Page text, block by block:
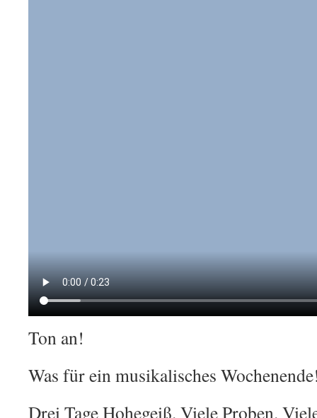
Ton an!
Was für ein musikalisches
Drei Tage Hohegeiß. Viele Proben.